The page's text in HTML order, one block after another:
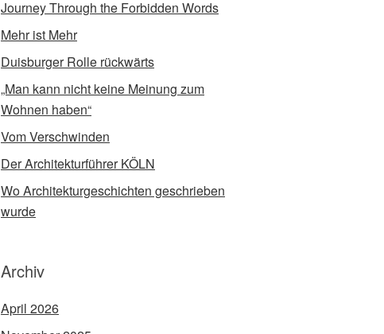
Journey Through the Forbidden Words
Mehr ist Mehr
Duisburger Rolle rückwärts
„Man kann nicht keine Meinung zum
Wohnen haben“
Vom Verschwinden
Der Architekturführer KÖLN
Wo Architekturgeschichten geschrieben
wurde
Archiv
April 2026